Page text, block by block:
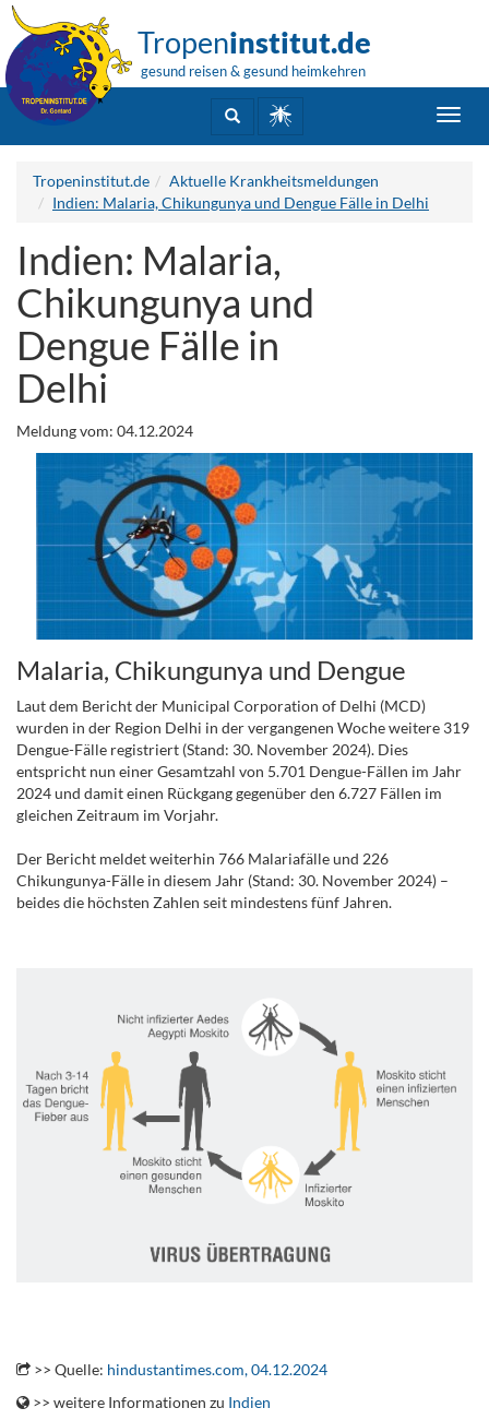
Tropeninstitut.de
gesund reisen & gesund heimkehren
Tropeninstitut.de
Aktuelle Krankheitsmeldungen
Indien: Malaria, Chikungunya und Dengue Fälle in Delhi
Indien: Malaria,
Chikungunya und
Dengue Fälle in
Delhi
Meldung vom: 04.12.2024
Malaria, Chikungunya und Dengue
Laut dem Bericht der Municipal Corporation of Delhi (MCD)
wurden in der Region Delhi in der vergangenen Woche weitere 319
Dengue-Fälle registriert (Stand: 30. November 2024). Dies
entspricht nun einer Gesamtzahl von 5.701 Dengue-Fällen im Jahr
2024 und damit einen Rückgang gegenüber den 6.727 Fällen im
gleichen Zeitraum im Vorjahr.
Der Bericht meldet weiterhin 766 Malariafälle und 226
Chikungunya-Fälle in diesem Jahr (Stand: 30. November 2024) –
beides die höchsten Zahlen seit mindestens fünf Jahren.
>> Quelle: hindustantimes.com, 04.12.2024
>> weitere Informationen zu Indien